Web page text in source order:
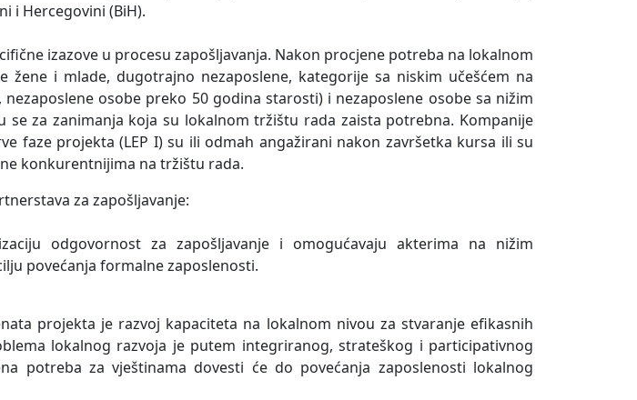
i Hercegovini (BiH).
izazove u procesu zapošljavanja. Nakon procjene potreba na lokalnom
i mlade, dugotrajno nezaposlene, kategorije sa niskim učešćem na
osobe preko 50 godina starosti) i nezaposlene osobe sa nižim
za zanimanja koja su lokalnom tržištu rada zaista potrebna. Kompanije
faze projekta (LEP I) su ili odmah angažirani nakon završetka kursa ili su
konkurentnijima na tržištu rada.
za zapošljavanje:
odgovornost za zapošljavanje i omogućavaju akterima na nižim
povećanja formalne zaposlenosti.
projekta je razvoj kapaciteta na lokalnom nivou za stvaranje efikasnih
lokalnog razvoja je putem integriranog, strateškog i participativnog
potreba za vještinama dovesti će do povećanja zaposlenosti lokalnog